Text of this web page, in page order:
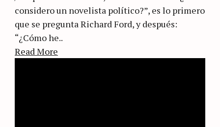
considero un novelista político?”, es lo primero
que se pregunta Richard Ford, y después:
“¿Cómo he..
Read More